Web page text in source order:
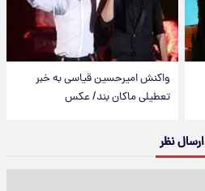
واکنش امیرحسین قیاسی به خبر
تعطیلی ماکان بند/ عکس
ارسال نظر